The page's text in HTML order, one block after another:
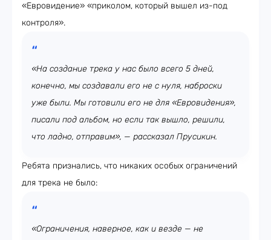
«Евровидение» «приколом, который вышел из-под
контроля».
«На создание трека у нас было всего 5 дней,
конечно, мы создавали его не с нуля, наброски
уже были. Мы готовили его не для «Евровидения»,
писали под альбом, но если так вышло, решили,
что ладно, отправим», — рассказал Прусикин.
Ребята признались, что никаких особых ограничений
для трека не было:
«Ограничения, наверное, как и везде — не